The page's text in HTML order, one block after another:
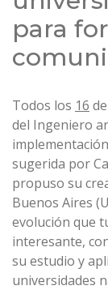
para
Todos los 16
del Ingeniero
sugerida por
propuso su
Buenos Aires
evolución que
interesante,
su estudio y
universidades